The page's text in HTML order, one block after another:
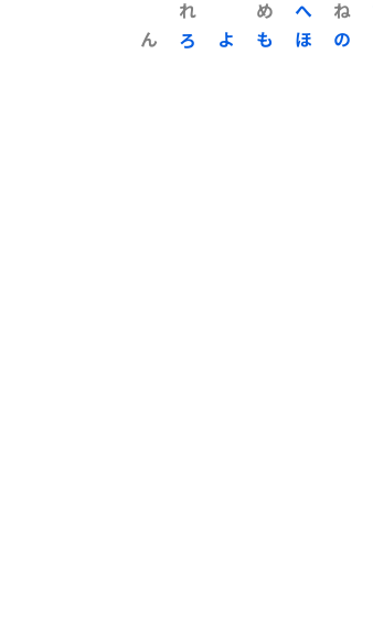
ね
の
へ
ほ
め
も
よ
れ
ろ
ん